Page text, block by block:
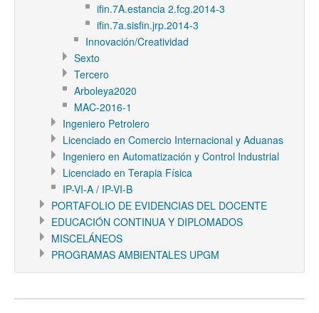
ifin.7A.estancia 2.fcg.2014-3
ifin.7a.sisfin.jrp.2014-3
Innovación/Creatividad
Sexto
Tercero
Arboleya2020
MAC-2016-1
Ingeniero Petrolero
Licenciado en Comercio Internacional y Aduanas
Ingeniero en Automatización y Control Industrial
Licenciado en Terapia Física
IP-VI-A / IP-VI-B
PORTAFOLIO DE EVIDENCIAS DEL DOCENTE
EDUCACIÓN CONTINUA Y DIPLOMADOS
MISCELÁNEOS
PROGRAMAS AMBIENTALES UPGM